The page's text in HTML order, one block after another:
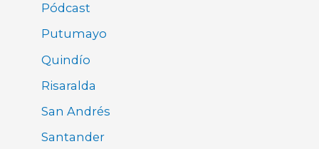
Pódcast
Putumayo
Quindío
Risaralda
San Andrés
Santander